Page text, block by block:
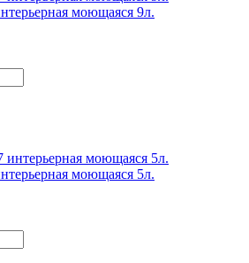
моющаяся 9л.
моющаяся 5л.